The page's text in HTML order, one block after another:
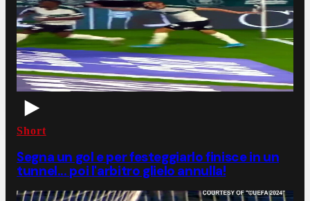
Short
Segna un gol e per festeggiarlo finisce in un
tunnel... poi l'arbitro glielo annulla!